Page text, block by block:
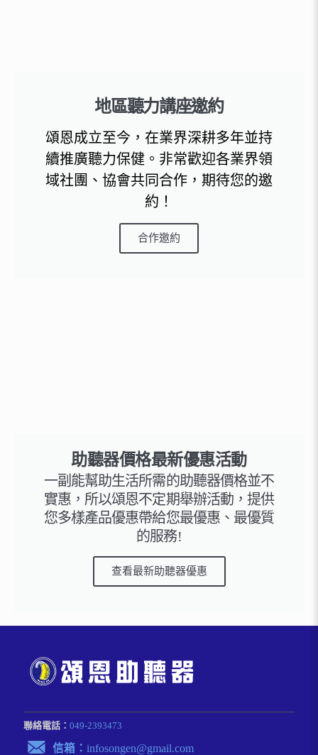
地區聽力講座邀約
頌恩成立至今，在業界深耕多年並持
續推廣聽力保健。非常歡迎各業界領
域社團、協會共同合作，期待您的邀
約！
合作邀約
助聽器價格最新優惠活動
一副能幫助生活所需的助聽器價格並不
實惠，所以頌恩不定期舉辦活動，提供
您多樣產品優惠帶給您最優惠、最優質
的服務!
查看最新助聽器優惠
聯絡電話： 049-2393473
信箱： infosongen@gmail.com